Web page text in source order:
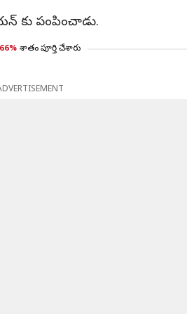
కు పంపించాడు.
66% శాతం పూర్తి చేశారు